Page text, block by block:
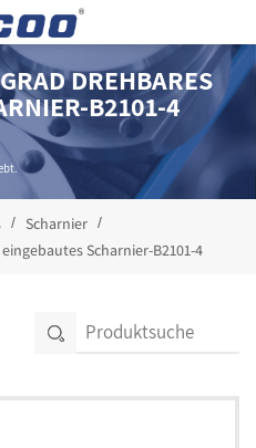
DREHBARES
B2101-4
/ Scharnier /
Scharnier-B2101-4